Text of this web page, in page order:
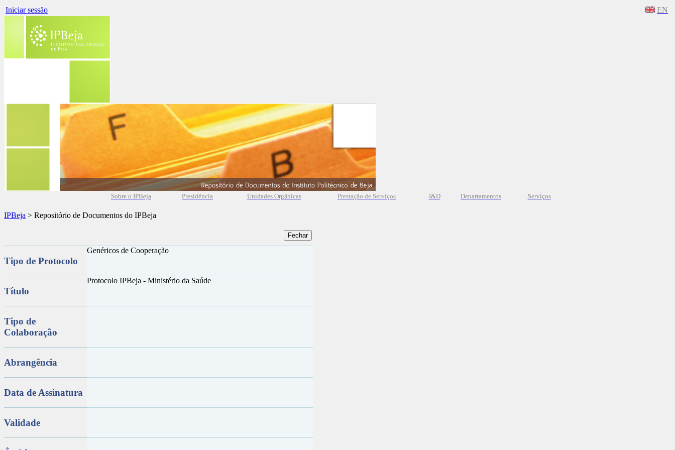
Iniciar sessão EN
Sobre o IPBeja Presidência Unidades Orgânicas Prestação de Serviços I&D Departamentos Serviços
IPBeja > Repositório de Documentos do IPBeja
Tipo de Protocolo
Genéricos de Cooperação
Título
Protocolo IPBeja - Ministério da Saúde
Tipo de
Colaboração
Abrangência
Data de Assinatura
Validade